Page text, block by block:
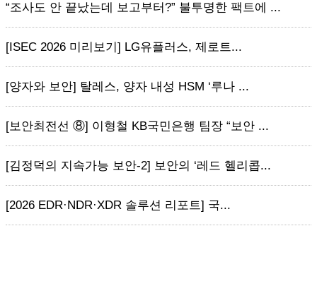
“조사도 안 끝났는데 보고부터?” 불투명한 팩트에 ...
[ISEC 2026 미리보기] LG유플러스, 제로트...
[양자와 보안] 탈레스, 양자 내성 HSM ‘루나 ...
[보안최전선 ⑧] 이형철 KB국민은행 팀장 “보안 ...
[김정덕의 지속가능 보안-2] 보안의 ‘레드 헬리콥...
[2026 EDR·NDR·XDR 솔루션 리포트] 국...